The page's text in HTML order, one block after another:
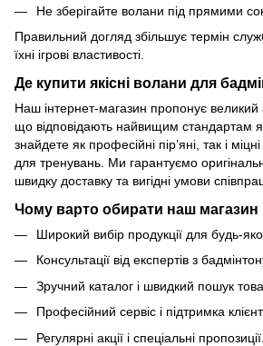
Не зберігайте волани під прямими
Правильний догляд збільшує термін
їхні ігрові властивості.
Де купити якісні волани для
Наш інтернет-магазин пропонує великий
що відповідають найвищим стандартам
знайдете як професійні пір’яні, так і
для тренувань. Ми гарантуємо
швидку доставку та вигідні умови
Чому варто обирати наш магазин
Широкий вибір продукції для будь-
Консультації від експертів з
Зручний каталог і швидкий пошук
Професійний сервіс і підтримка
Регулярні акції і спеціальні пропозиції.